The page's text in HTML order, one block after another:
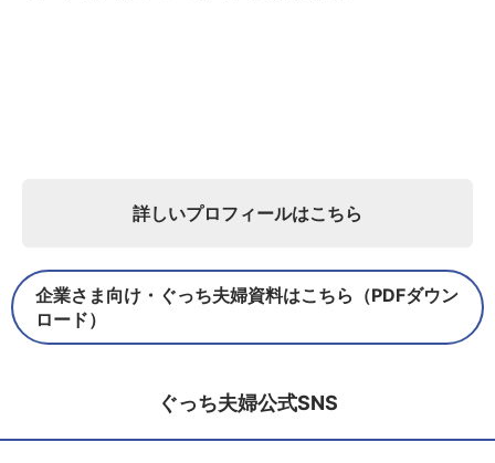
詳しいプロフィールはこちら
企業さま向け・ぐっち夫婦資料はこちら（PDFダウン
ロード）
ぐっち夫婦公式SNS